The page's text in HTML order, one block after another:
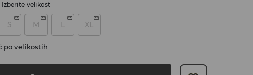
Izberite velikost
S M L XL
po velikostih